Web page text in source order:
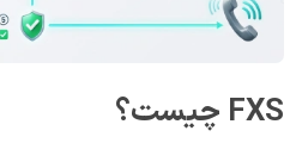
FXS چیست؟